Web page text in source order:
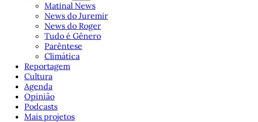
Matinal News
News do Juremir
News do Roger
Tudo é Gênero
Parêntese
Climática
Reportagem
Cultura
Agenda
Opinião
Podcasts
Mais projetos